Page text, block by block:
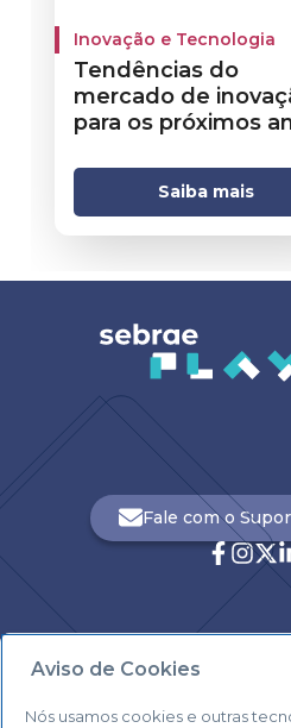
Inovação e Tecnologia
Tendências do
mercado de
para os próximos
Saiba mais
0800 570
Fale com o
Aviso de Cookies
Nós usamos cookies e outras